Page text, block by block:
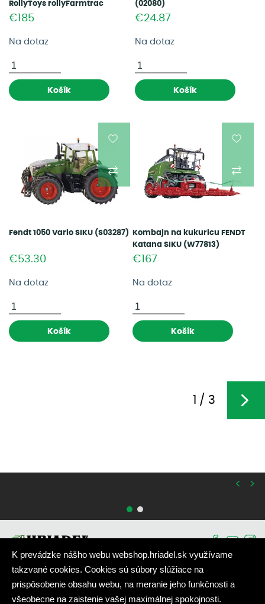
RollyToys rollyFarmtrac
(600601066)
€185
Na dotaz
Košík
(02080)
€24.87
Na dotaz
Košík
Fendt 1050 Vario SIKU (S03287)
€53.30
Na dotaz
Košík
Kombajn na kukuricu FENDT
Katana SIKU (W77813)
€167
Na dotaz
Košík
1 / 3
>
<
K prevádzke nášho webu webshop.hriadel.sk využívame
takzvané cookies. Cookies sú súbory slúžiace na
prispôsobenie obsahu webu, na meranie jeho funkčnosti a
všeobecne na zaistenie vašej maximálnej spokojnosti.